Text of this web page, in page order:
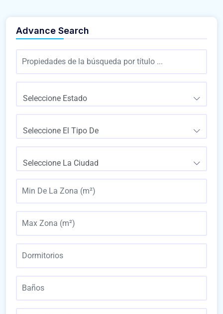
Advance Search
Seleccione Estado
Seleccione El Tipo De
Seleccione La Ciudad